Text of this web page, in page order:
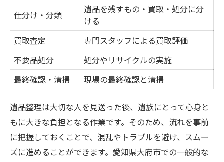
故人の気持ちを尊重した遺品整理術
思い出の品を残すか迷う時の判断軸
遺品整理で家族が話し合うべき内容
形見分けを円滑に進めるコツ
遺品整理と心の整理を両立する方法
買取を活かした負担軽減の秘訣
遺品整理と買取を同時に進める利点
買取対象となる遺品の特徴一覧
高価買取を狙うためのポイント
不要な遺品を賢く現金化する方法
仕分け・分類
遺品を残すもの・買取・処分に分
ける
買取査定
専門スタッフによる買取評価
不要品処分
処分やリサイクルの実施
最終確認・清掃
現場の最終確認と清掃
遺品整理は大切な人を見送った後、遺族にとって心身と
もに大きな負担となる作業です。そのため、流れを事前
に把握しておくことで、混乱やトラブルを避け、スムー
ズに進めることができます。愛知県大府市での一般的な